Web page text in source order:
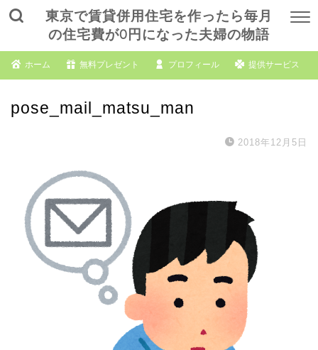
東京で賃貸併用住宅を作ったら毎月
の住宅費が0円になった夫婦の物語
ホーム 無料プレゼント プロフィール 提供サービス
pose_mail_matsu_man
2018年12月5日